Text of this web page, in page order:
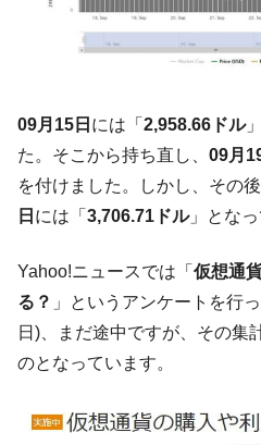
『Money1』
韓国K9専用砲弾
兵器「K10」が改良に乗り出す
韓国「2026年
『Money1』
韓国･李在明「
や、若者に起業させよう」⇒
『Money1』
【韓国の外貨準
ル。外平債の発行「19.4億ドル
ーにウソのデータを入力したの
『Money1』
韓国･李在明さ
言。
『Money1』
韓国は「中国と
『Money1』
『韓国銀行』が
09月15日 には「 2,958.66ドル
た。そこから持ち直し、 09月
を付けました。しかし、その
日 には「 3,706.71ドル」となっ
Yahoo!ニュースでは「 仮想通
る？ 」というアンケートを行
日)、まだ途中ですが、その集
のとなっています。